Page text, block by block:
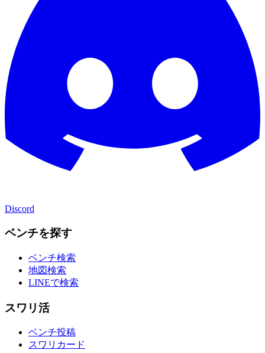
Discord
ベンチを探す
ベンチ検索
地図検索
LINEで検索
スワリ活
ベンチ投稿
スワリカード